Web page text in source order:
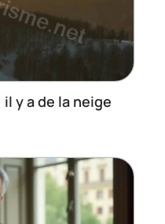
y a de la neige